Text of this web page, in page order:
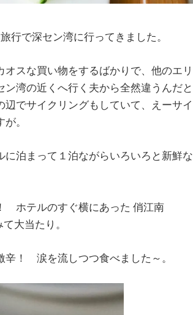
行で深セン湾に行ってきました。
スな買い物をするばかりで、他のエリ
湾の近くへ行く夫から全然違うんだと
でサイクリングもしていて、えーサイ
。
泊まって１泊ながらいろいろと新鮮な
ホテルのすぐ横にあった 俏江南
大当たり。
辛！ 涙を流しつつ食べました～。